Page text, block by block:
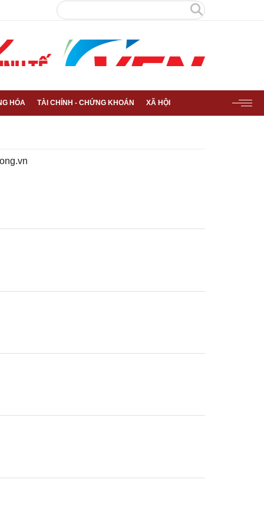
HÓA TÀI CHÍNH - CHỨNG KHOÁN XÃ HỘI